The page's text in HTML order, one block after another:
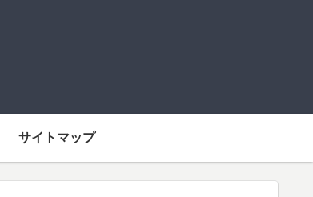
サイトマップ